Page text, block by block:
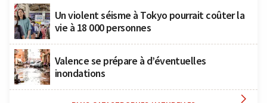
Un violent séisme à Tokyo pourrait coûter la
vie à 18 000 personnes
Valence se prépare à d’éventuelles
inondations
